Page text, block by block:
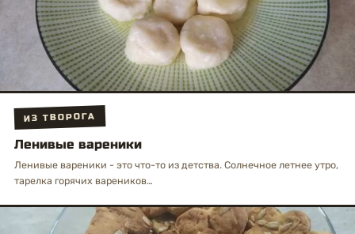
ИЗ ТВОРОГА
Ленивые вареники
Ленивые вареники - это что-то из детства. Солнечное летнее утро,
тарелка горячих вареников…